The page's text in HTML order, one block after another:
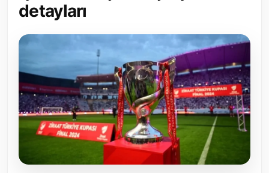
Toplum ve Yaşam
Sivil Toplum Kuruluşları
Kamu Kurumları ve Üst Kurullar
Resmi Reklamlar
detayları